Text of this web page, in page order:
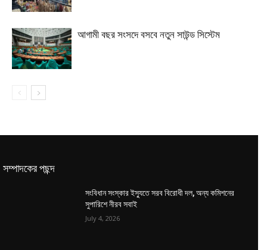
আগামী বছর সংসদে বসবে নতুন সাউন্ড সিস্টেম
সম্পাদকের পছন্দ
সংবিধান সংস্কার ইস্যুতে সরব বিরোধী দল, অন্য কমিশনের
সুপারিশে নীরব সবাই
July 4, 2026